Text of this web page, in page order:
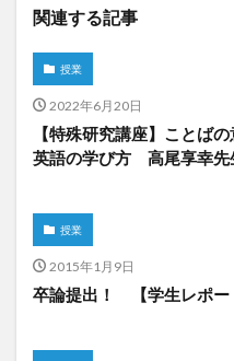
関連する記事
授業
2022年6月20日
【特殊研究講座】ことば
英語の学び方 高尾享幸先
授業
2015年1月9日
卒論提出！ 【学生レポー